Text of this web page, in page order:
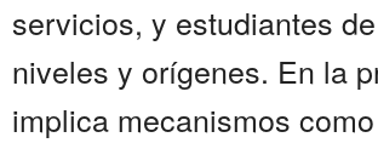
servicios, y estudiantes
niveles y orígenes. En la
implica mecanismos